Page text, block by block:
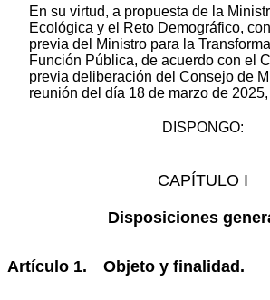
En su virtud, a propuesta de la
Ecológica y el Reto Demográfico,
previa del Ministro para la
Función Pública, de acuerdo con el
previa deliberación del Consejo de
reunión del día 18 de marzo de 2025,
DISPONGO:
CAPÍTULO I
Disposiciones
Artículo 1. Objeto y finalidad.